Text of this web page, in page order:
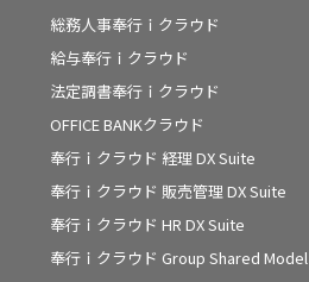
総務人事奉行ｉクラウド
給与奉行ｉクラウド
法定調書奉行ｉクラウド
OFFICE BANKクラウド
奉行ｉクラウド 経理 DX Suite
奉行ｉクラウド 販売管理 DX Suite
奉行ｉクラウド HR DX Suite
奉行ｉクラウド Group Shared Model